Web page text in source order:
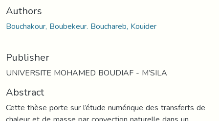
Authors
Bouchakour, Boubekeur. Bouchareb, Kouider
Publisher
UNIVERSITE MOHAMED BOUDIAF - M’SILA
Abstract
Cette thèse porte sur l’étude numérique des transferts de